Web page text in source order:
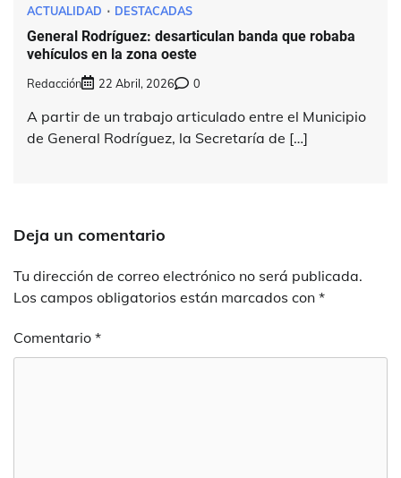
ACTUALIDAD DESTACADAS
General Rodríguez: desarticulan banda que robaba
vehículos en la zona oeste
Redacción 22 Abril, 2026 0
A partir de un trabajo articulado entre el Municipio
de General Rodríguez, la Secretaría de […]
Deja un comentario
Tu dirección de correo electrónico no será publicada.
Los campos obligatorios están marcados con *
Comentario *